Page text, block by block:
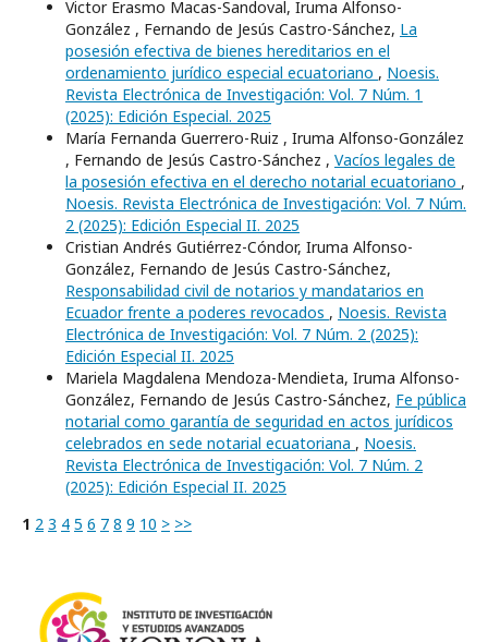
Victor Erasmo Macas-Sandoval, Iruma Alfonso-
González , Fernando de Jesús Castro-Sánchez, La
posesión efectiva de bienes hereditarios en el
ordenamiento jurídico especial ecuatoriano , Noesis.
Revista Electrónica de Investigación: Vol. 7 Núm. 1
(2025): Edición Especial. 2025
María Fernanda Guerrero-Ruiz , Iruma Alfonso-González
, Fernando de Jesús Castro-Sánchez , Vacíos legales de
la posesión efectiva en el derecho notarial ecuatoriano ,
Noesis. Revista Electrónica de Investigación: Vol. 7 Núm.
2 (2025): Edición Especial II. 2025
Cristian Andrés Gutiérrez-Cóndor, Iruma Alfonso-
González, Fernando de Jesús Castro-Sánchez,
Responsabilidad civil de notarios y mandatarios en
Ecuador frente a poderes revocados , Noesis. Revista
Electrónica de Investigación: Vol. 7 Núm. 2 (2025):
Edición Especial II. 2025
Mariela Magdalena Mendoza-Mendieta, Iruma Alfonso-
González, Fernando de Jesús Castro-Sánchez, Fe pública
notarial como garantía de seguridad en actos jurídicos
celebrados en sede notarial ecuatoriana , Noesis.
Revista Electrónica de Investigación: Vol. 7 Núm. 2
(2025): Edición Especial II. 2025
1 2 3 4 5 6 7 8 9 10 > >>